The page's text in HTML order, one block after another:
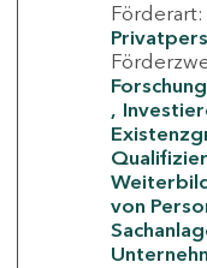
Förderart:
von